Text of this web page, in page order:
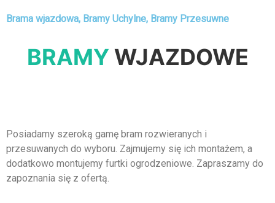
Brama wjazdowa, Bramy Uchylne, Bramy Przesuwne
BRAMY WJAZDOWE
Posiadamy szeroką gamę bram rozwieranych i
przesuwanych do wyboru. Zajmujemy się ich montażem, a
dodatkowo montujemy furtki ogrodzeniowe. Zapraszamy do
zapoznania się z ofertą.